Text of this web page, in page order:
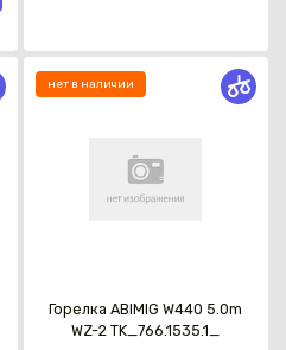
нет в наличии
Горелка ABIMIG W440 5.0m
WZ-2 TK_766.1535.1_